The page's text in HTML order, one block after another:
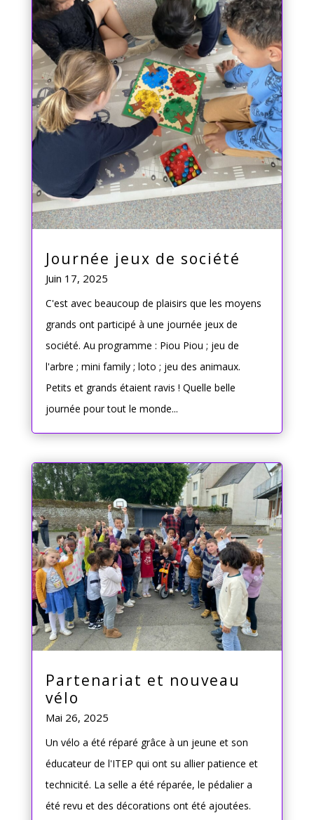
Journée jeux de société
Juin 17, 2025
C'est avec beaucoup de plaisirs que les moyens
grands ont participé à une journée jeux de
société. Au programme : Piou Piou ; jeu de
l'arbre ; mini family ; loto ; jeu des animaux.
Petits et grands étaient ravis ! Quelle belle
journée pour tout le monde...
Partenariat et nouveau
vélo
Mai 26, 2025
Un vélo a été réparé grâce à un jeune et son
éducateur de l'ITEP qui ont su allier patience et
technicité. La selle a été réparée, le pédalier a
été revu et des décorations ont été ajoutées.